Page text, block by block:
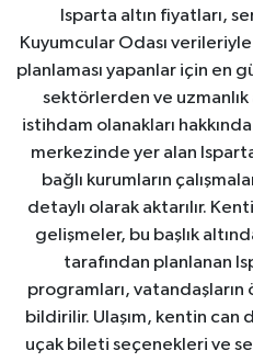
Isparta altın fiyatları,
Kuyumcular Odası
planlaması yapanlar için en
sektörlerden ve
istihdam olanakları
merkezinde yer alan
bağlı kurumların
detaylı olarak aktarılır.
gelişmeler, bu başlık
tarafından planlanan
programları, vatandaşların
bildirilir. Ulaşım, kentin can
uçak bileti seçenekleri ve